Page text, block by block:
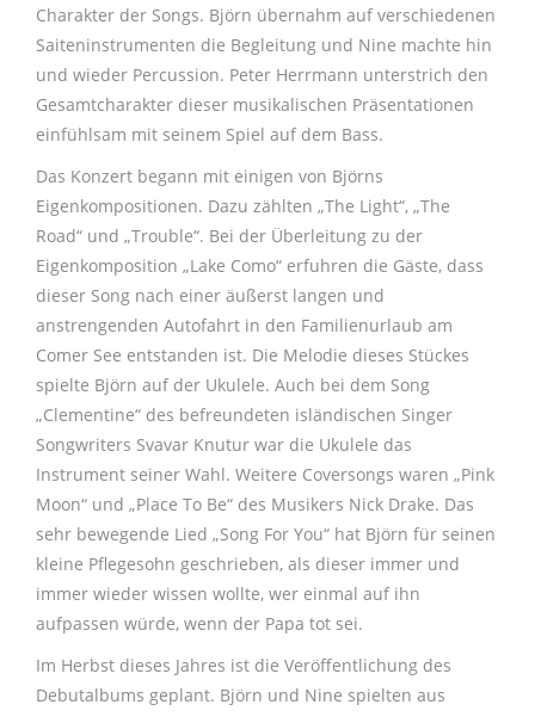
Charakter der Songs. Björn übernahm auf verschiedenen
Saiteninstrumenten die Begleitung und Nine machte hin
und wieder Percussion. Peter Herrmann unterstrich den
Gesamtcharakter dieser musikalischen Präsentationen
einfühlsam mit seinem Spiel auf dem Bass.
Das Konzert begann mit einigen von Björns
Eigenkompositionen. Dazu zählten „The Light“, „The
Road“ und „Trouble“. Bei der Überleitung zu der
Eigenkomposition „Lake Como“ erfuhren die Gäste, dass
dieser Song nach einer äußerst langen und
anstrengenden Autofahrt in den Familienurlaub am
Comer See entstanden ist. Die Melodie dieses Stückes
spielte Björn auf der Ukulele. Auch bei dem Song
„Clementine“ des befreundeten isländischen Singer
Songwriters Svavar Knutur war die Ukulele das
Instrument seiner Wahl. Weitere Coversongs waren „Pink
Moon“ und „Place To Be“ des Musikers Nick Drake. Das
sehr bewegende Lied „Song For You“ hat Björn für seinen
kleine Pflegesohn geschrieben, als dieser immer und
immer wieder wissen wollte, wer einmal auf ihn
aufpassen würde, wenn der Papa tot sei.
Im Herbst dieses Jahres ist die Veröffentlichung des
Debutalbums geplant. Björn und Nine spielten aus